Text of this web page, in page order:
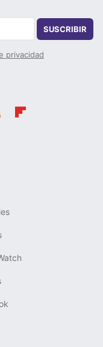
SUSCRIBIR
privacidad